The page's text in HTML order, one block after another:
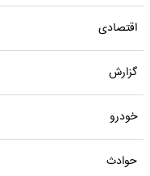
اقتصادی
گزارش
خودرو
حوادث